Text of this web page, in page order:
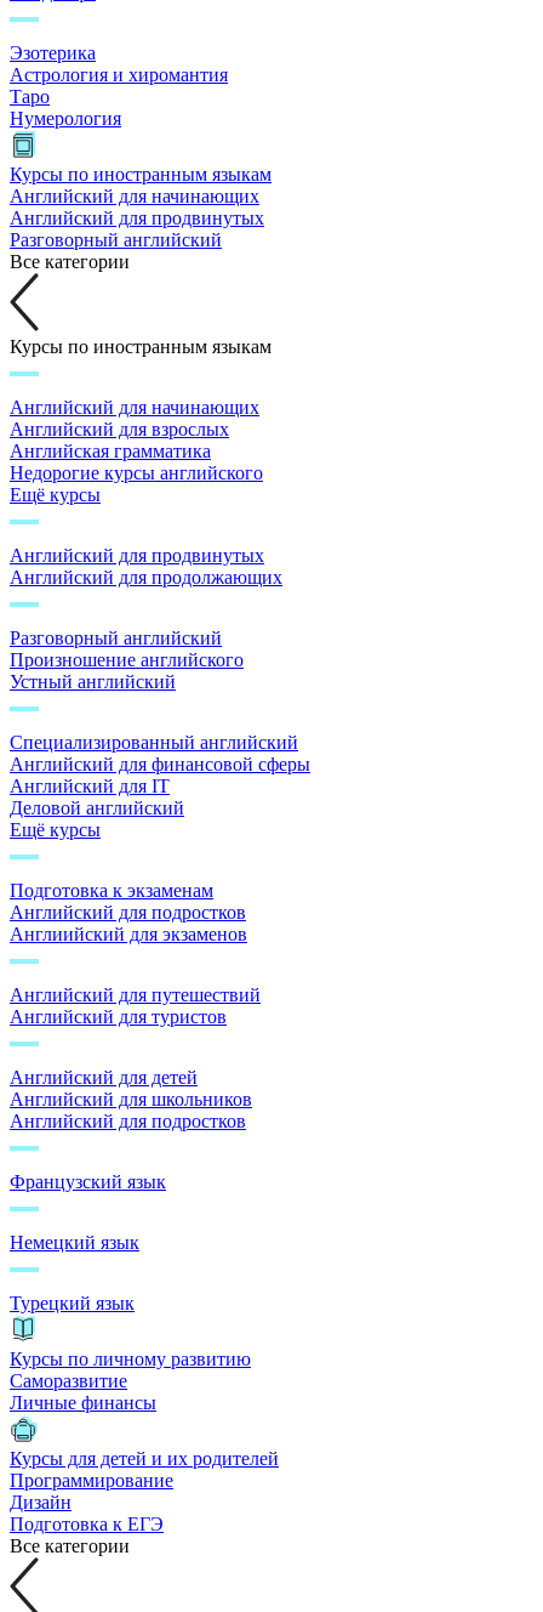
Эзотерика
Астрология и хиромантия
Таро
Нумерология
Курсы по иностранным языкам
Английский для начинающих
Английский для продвинутых
Разговорный английский
Все категории
Курсы по иностранным языкам
Английский для начинающих
Английский для взрослых
Английская грамматика
Недорогие курсы английского
Ещё курсы
Английский для продвинутых
Английский для продолжающих
Разговорный английский
Произношение английского
Устный английский
Специализированный английский
Английский для финансовой сферы
Английский для IT
Деловой английский
Ещё курсы
Подготовка к экзаменам
Английский для подростков
Англиийский для экзаменов
Английский для путешествий
Английский для туристов
Английский для детей
Английский для школьников
Английский для подростков
Французский язык
Немецкий язык
Турецкий язык
Курсы по личному развитию
Саморазвитие
Личные финансы
Курсы для детей и их родителей
Программирование
Дизайн
Подготовка к ЕГЭ
Все категории